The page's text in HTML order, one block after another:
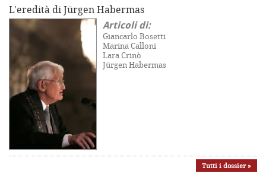
L'eredità di Jürgen Habermas
Articoli di:
Giancarlo Bosetti
Marina Calloni
Lara Crinò
Jürgen Habermas
Tutti i dossier »